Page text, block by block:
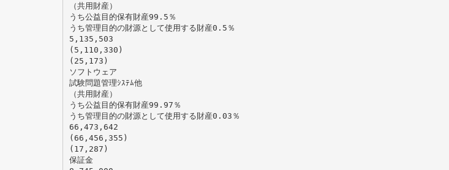
（共用財産）
うち公益目的保有財産99.5％
うち管理目的の財源として使用する財産0.5％
5,135,503
(5,110,330)
(25,173)
ソフトウェア
試験問題管理ｼｽﾃﾑ他
（共用財産）
うち公益目的保有財産99.97％
うち管理目的の財源として使用する財産0.03％
66,473,642
(66,456,355)
(17,287)
保証金